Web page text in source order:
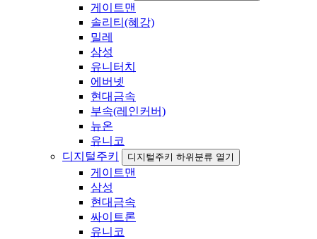
게이트맨
솔리티(혜강)
밀레
삼성
유니터치
에버넷
현대금속
부속(레인커버)
뉴온
유니코
디지털주키
디지털주키 하위분류 열기
게이트맨
삼성
현대금속
싸이트론
유니코